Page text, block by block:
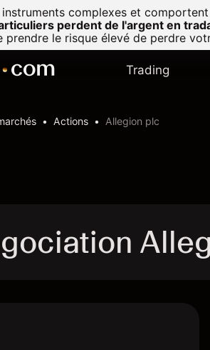
instruments complexes et
perdent de l'argent en
prendre le risque élevé de perdre
Trading
Actions Allegion plc